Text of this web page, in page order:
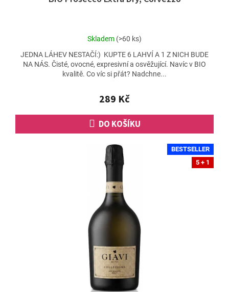
Průměrné
produktu
je
4,8
5
hvězdiček.
Skladem (>60 ks)
289 Kč
DO KOŠÍKU
JEDNA LÁHEV NESTAČÍ:) KUPTE 6 LAHVÍ A 1 Z NICH BUDE
NA NÁS. Čisté, ovocné, expresivní a osvěžující. Navíc v BIO
kvalitě. Co víc si přát? Nadchne...
BESTSELLER
5 + 1